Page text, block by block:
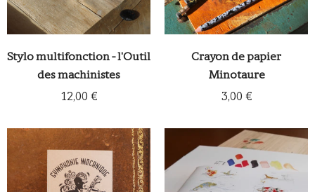
Stylo multifonction - l'Outil
des machinistes
12,00 €
Crayon de papier
Minotaure
3,00 €